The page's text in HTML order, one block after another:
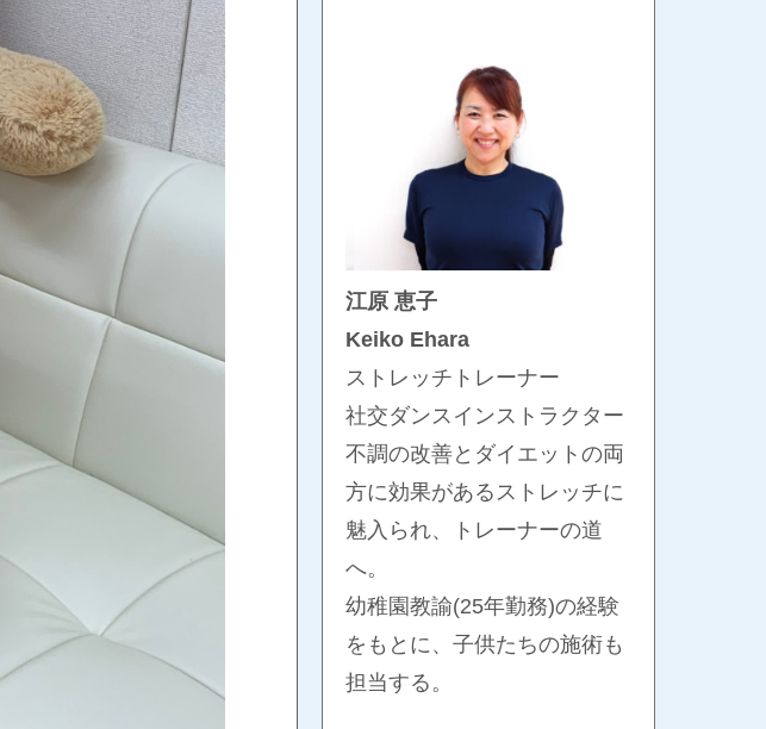
江原 恵子
Keiko Ehara
ストレッチトレーナー
社交ダンスインストラクター
不調の改善とダイエットの両
方に効果があるストレッチに
魅入られ、トレーナーの道
へ。
幼稚園教諭(25年勤務)の経験
をもとに、子供たちの施術も
担当する。